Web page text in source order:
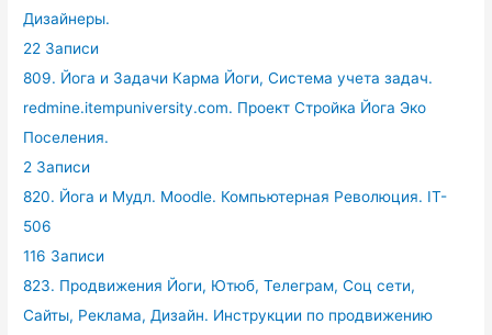
Дизайнеры.
22 Записи
809. Йога и Задачи Карма Йоги, Система учета задач.
redmine.itempuniversity.com. Проект Стройка Йога Эко
Поселения.
2 Записи
820. Йога и Мудл. Moodle. Компьютерная Революция. IT-
506
116 Записи
823. Продвижения Йоги, Ютюб, Телеграм, Соц сети,
Сайты, Реклама, Дизайн. Инструкции по продвижению